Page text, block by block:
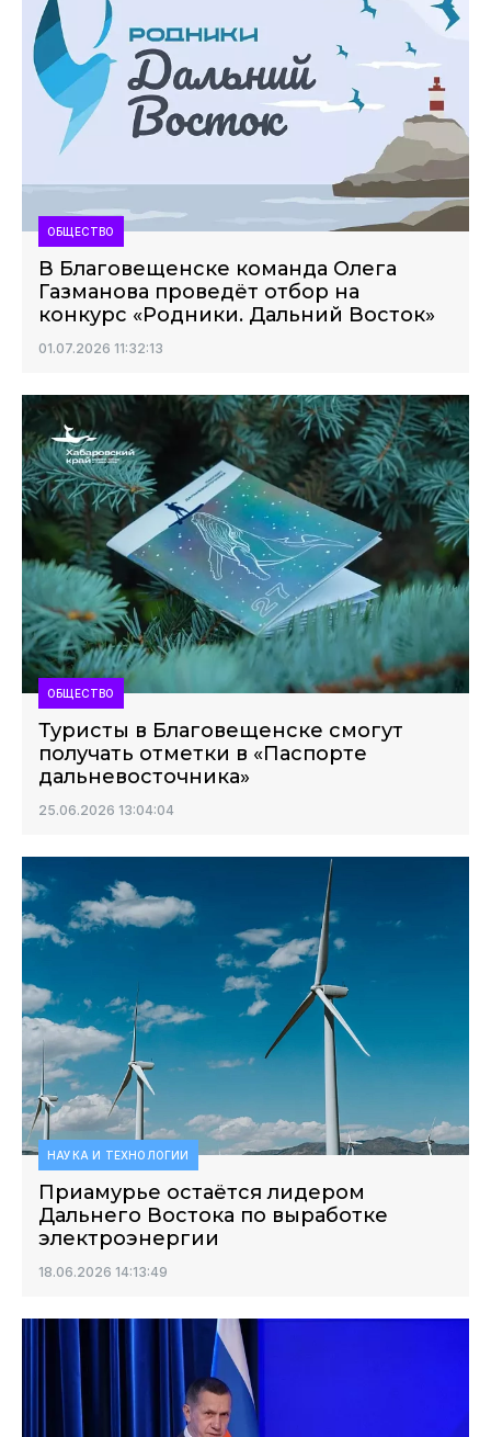
ОБЩЕСТВО
В Благовещенске команда Олега
Газманова проведёт отбор на
конкурс «Родники. Дальний Восток»
01.07.2026 11:32:13
ОБЩЕСТВО
Туристы в Благовещенске смогут
получать отметки в «Паспорте
дальневосточника»
25.06.2026 13:04:04
НАУКА И ТЕХНОЛОГИИ
Приамурье остаётся лидером
Дальнего Востока по выработке
электроэнергии
18.06.2026 14:13:49